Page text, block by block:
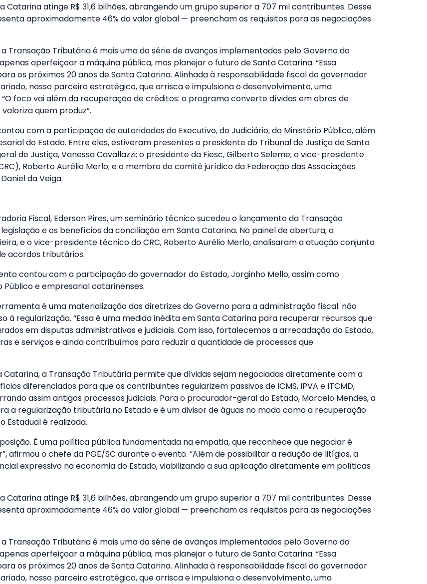
atinge R$ 31,6 bilhões, abrangendo um grupo superior a 707 mil contribuintes. Desse
aproximadamente 46% do valor global — preencham os requisitos para as negociações
Transação Tributária é mais uma da série de avanços implementados pelo Governo do
aperfeiçoar a máquina pública, mas planejar o futuro de Santa Catarina. “Essa
os próximos 20 anos de Santa Catarina. Alinhada à responsabilidade fiscal do governador
nosso parceiro estratégico, que arrisca e impulsiona o desenvolvimento, uma
foco vai além da recuperação de créditos: o programa converte dívidas em obras de
quem produz”.
com a participação de autoridades do Executivo, do Judiciário, do Ministério Público, além
do Estado. Entre eles, estiveram presentes o presidente do Tribunal de Justiça de Santa
de Justiça, Vanessa Cavallazzi; o presidente da Fiesc, Gilberto Seleme; o vice-presidente
Roberto Aurélio Merlo; e o membro do comitê jurídico da Federação das Associações
da Veiga.
Fiscal, Ederson Pires, um seminário técnico sucedeu o lançamento da Transação
e os benefícios da conciliação em Santa Catarina. No painel de abertura, a
e o vice-presidente técnico do CRC, Roberto Aurélio Merlo, analisaram a atuação conjunta
acordos tributários.
contou com a participação do governador do Estado, Jorginho Mello, assim como
Público e empresarial catarinenses.
é uma materialização das diretrizes do Governo para a administração fiscal: não
à regularização. “Essa é uma medida inédita em Santa Catarina para recuperar recursos que
em disputas administrativas e judiciais. Com isso, fortalecemos a arrecadação do Estado,
e serviços e ainda contribuímos para reduzir a quantidade de processos que
Catarina, a Transação Tributária permite que dívidas sejam negociadas diretamente com a
diferenciados para que os contribuintes regularizem passivos de ICMS, IPVA e ITCMD,
assim antigos processos judiciais. Para o procurador-geral do Estado, Marcelo Mendes, a
regularização tributária no Estado e é um divisor de águas no modo como a recuperação
Estadual é realizada.
É uma política pública fundamentada na empatia, que reconhece que negociar é
afirmou o chefe da PGE/SC durante o evento. “Além de possibilitar a redução de litígios, a
expressivo na economia do Estado, viabilizando a sua aplicação diretamente em políticas
atinge R$ 31,6 bilhões, abrangendo um grupo superior a 707 mil contribuintes. Desse
aproximadamente 46% do valor global — preencham os requisitos para as negociações
Transação Tributária é mais uma da série de avanços implementados pelo Governo do
aperfeiçoar a máquina pública, mas planejar o futuro de Santa Catarina. “Essa
os próximos 20 anos de Santa Catarina. Alinhada à responsabilidade fiscal do governador
nosso parceiro estratégico, que arrisca e impulsiona o desenvolvimento, uma